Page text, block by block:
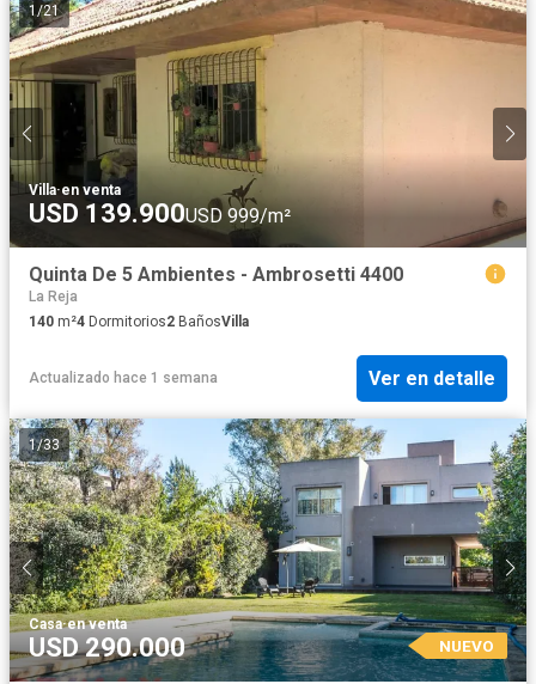
1 /21
Villa·en venta
USD 139.900USD 999/m²
Quinta De 5 Ambientes - Ambrosetti 4400
La Reja
140 m²4 Dormitorios2 BañosVilla
Actualizado hace 1 semana Ver en detalle
1/33
Casa·en venta
USD 290.000 NUEVO